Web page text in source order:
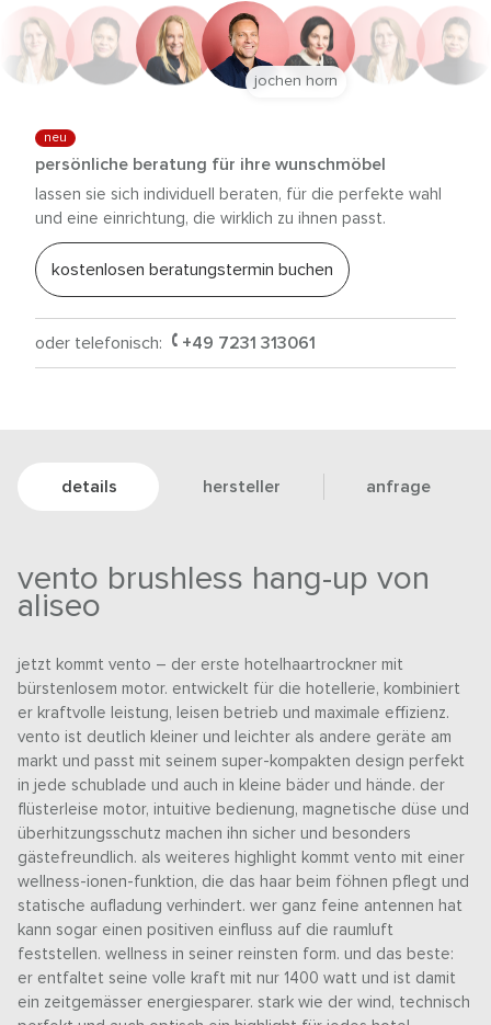
neu
persönliche beratung für ihre wunschmöbel
lassen sie sich individuell beraten, für die perfekte wahl
und eine einrichtung, die wirklich zu ihnen passt.
kostenlosen beratungstermin buchen
oder telefonisch: +49 7231 313061
jochen horn
details hersteller anfrage
vento brushless hang-up von
aliseo
jetzt kommt vento – der erste hotelhaartrockner mit
bürstenlosem motor. entwickelt für die hotellerie, kombiniert
er kraftvolle leistung, leisen betrieb und maximale effizienz.
vento ist deutlich kleiner und leichter als andere geräte am
markt und passt mit seinem super-kompakten design perfekt
in jede schublade und auch in kleine bäder und hände. der
flüsterleise motor, intuitive bedienung, magnetische düse und
überhitzungsschutz machen ihn sicher und besonders
gästefreundlich. als weiteres highlight kommt vento mit einer
wellness-ionen-funktion, die das haar beim föhnen pflegt und
statische aufladung verhindert. wer ganz feine antennen hat
kann sogar einen positiven einfluss auf die raumluft
feststellen. wellness in seiner reinsten form. und das beste:
er entfaltet seine volle kraft mit nur 1400 watt und ist damit
ein zeitgemässer energiesparer. stark wie der wind, technisch